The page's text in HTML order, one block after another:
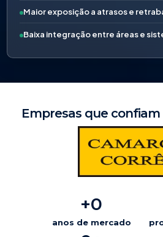
Maior exposição a atrasos e
Baixa integração entre áreas e
Empresas que
anos de mercado
+0